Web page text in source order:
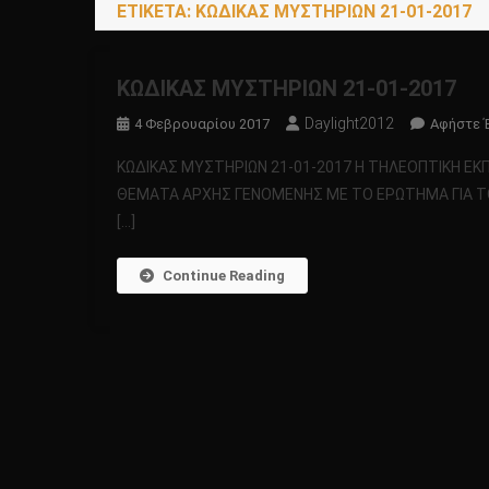
ΕΤΙΚΈΤΑ: ΚΩΔΙΚΑΣ ΜΥΣΤΗΡΙΩΝ 21-01-2017
ΚΩΔΙΚΑΣ ΜΥΣΤΗΡΙΩΝ 21-01-2017
4 Φεβρουαρίου 2017 Daylight2012 Αφήστε
ΚΩΔΙΚΑΣ ΜΥΣΤΗΡΙΩΝ 21-01-2017 Η ΤΗΛΕΟΠΤΙΚΗ
ΘΕΜΑΤΑ ΑΡΧΗΣ ΓΕΝΟΜΕΝΗΣ ΜΕ ΤΟ ΕΡΩΤΗΜΑ ΓΙΑ
[…]
Continue Reading